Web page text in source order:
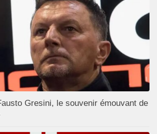
Gresini, le souvenir émouvant de